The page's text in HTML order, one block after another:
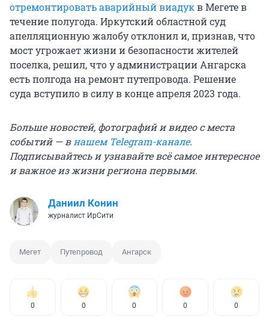
отремонтировать аварийный виадукв Мегете в
течение полугода. Иркутский областной суд
апелляционную жалобу отклонил и, признав, что
мост угрожает жизни и безопасности жителей
поселка, решил, что у администрации Ангарска
есть полгода на ремонт путепровода. Решение
суда вступило в силу в конце апреля 2023 года.
Больше новостей, фотографий и видео с места
событий — в нашем Telegram-канале.
Подписывайтесь и узнавайте всё самое интересное
и важное из жизни региона первыми.
Даниил Конин
журналист ИрСити
Мегет Путепровод Ангарск
0 0 0 0 0